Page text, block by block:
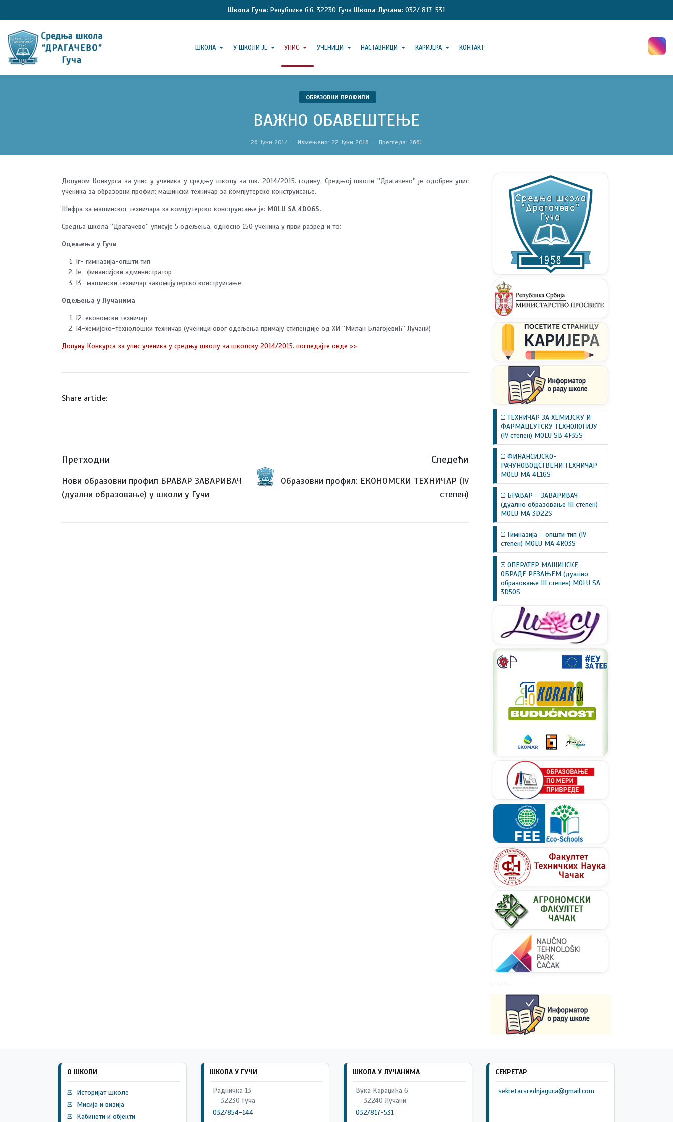
Школа Гуча: Републике б.б. 32230 Гуча Школа Лучани: 032/ 817-531
ШКОЛА У ШКОЛИ ЈЕ УПИС УЧЕНИЦИ НАСТАВНИЦИ КАРИЈЕРА КОНТАКТ
ВАЖНО ОБАВЕШТЕЊЕ
ОБРАЗОВНИ ПРОФИЛИ
26 Јуни 2014 Измењено: 22 Јуни 2016 Прегледа: 2661
Допуном Конкурса за упис у ученика у средњу школу за шк. 2014/2015. годину, Средњој школи ''Драгачево'' је одобрен упис
ученика за образовни профил: машински техничар за компјутерско конструисање.
Шифра за машинског техничара за компјутерско конструисање је: MOLU SA 4DO6S.
Средња школа ''Драгачево'' уписује 5 одељења, односно 150 ученика у први разред и то:
Одељења у Гучи
Iг- гимназија-општи тип
Iе- финансијски администратор
I3- машински техничар закомпјутерско конструисање
Одељења у Лучанима
I2-економски техничар
I4-хемијско-технолошки техничар (ученици овог одељења примају стипендије од ХИ ''Милан Благојевић'' Лучани)
Допуну Конкурса за упис ученика у средњу школу за школску 2014/2015. погледајте овде >>
Share article:
Претходни
Нови образовни профил БРАВАР ЗАВАРИВАЧ
(дуални образовање) у школи у Гучи
Следећи
Образовни профил: ЕКОНОМСКИ ТЕХНИЧАР (IV
степен)
Ξ ТЕХНИЧАР ЗА ХЕМИЈСКУ И
ФАРМАЦЕУТСКУ ТЕХНОЛОГИЈУ
(IV степен) MOLU SB 4F35S
Ξ ФИНАНСИЈСКО-
РАЧУНОВОДСТВЕНИ ТЕХНИЧАР
MOLU MA 4L16S
Ξ БРАВАР – ЗАВАРИВАЧ
(дуално образовање III степен)
MOLU MA 3D22S
Ξ Гимназија – општи тип (IV
степен) MOLU MA 4R03S
Ξ ОПЕРАТЕР МАШИНСКЕ
ОБРАДЕ РЕЗАЊЕМ (дуално
образовање III степен) MOLU SA
3D50S
------
О ШКОЛИ
Ξ
Историјат школе
Ξ
Мисија и визија
Ξ
Кабинети и објекти
ШКОЛА У ГУЧИ
Радничка 13
32230 Гуча
032/854-144
ШКОЛА У ЛУЧАНИМА
Вука Караџића 6
32240 Лучани
032/817-531
СЕКРЕТАР
sekretarsrednjaguca@gmail.com